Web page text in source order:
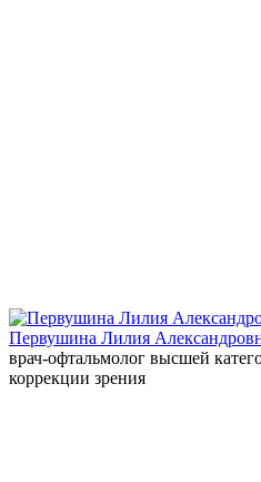
Первушина Лилия
врач-офтальмолог высшей
коррекции зрения